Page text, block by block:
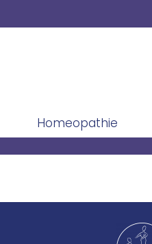
Homeopathie